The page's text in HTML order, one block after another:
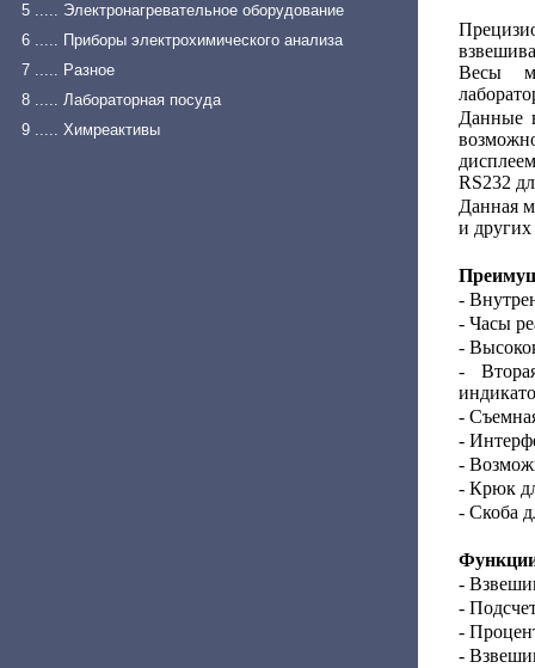
5 ..... Электронагревательное оборудование
6 ..... Приборы электрохимического анализа
7 ..... Разное
8 ..... Лабораторная посуда
9 ..... Химреактивы
Весы
Данные
RS232
Данная
и
-
- Часы
-
-
-
-
-
- Крюк
- Скоба
-
-
-
-